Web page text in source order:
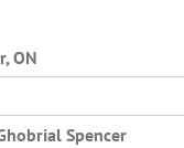
ON
Spencer